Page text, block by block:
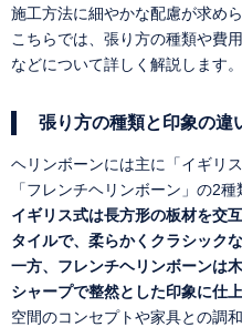
施工方法に細やかな配慮が求めら
こちらでは、張り方の種類や費
などについて詳しく解説します。
張り方の種類と印象の違
ヘリンボーンには主に「イギリ
「フレンチヘリンボーン」の2種
イギリス式は長方形の板材を交
タイルで、柔らかくクラシック
一方、フレンチヘリンボーンは
シャープで整然とした印象に仕上
空間のコンセプトや家具との調